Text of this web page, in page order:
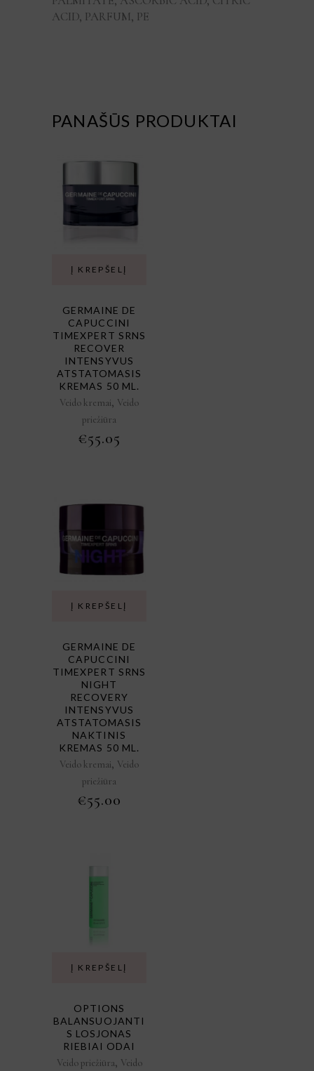
ACID, PARFUM, PE
PANAŠŪS PRODUKTAI
Į KREPŠELĮ
GERMAINE DE
CAPUCCINI
TIMEXPERT SRNS
RECOVER
INTENSYVUS
ATSTATOMASIS
KREMAS 50 ML.
Veido kremai, Veido
priežiūra
€55.05
Į KREPŠELĮ
GERMAINE DE
CAPUCCINI
TIMEXPERT SRNS
NIGHT
RECOVERY
INTENSYVUS
ATSTATOMASIS
NAKTINIS
KREMAS 50 ML.
Veido kremai, Veido
priežiūra
€55.00
Į KREPŠELĮ
OPTIONS
BALANSUOJANTI
S LOSJONAS
RIEBIAI ODAI
Veido priežiūra, Veido